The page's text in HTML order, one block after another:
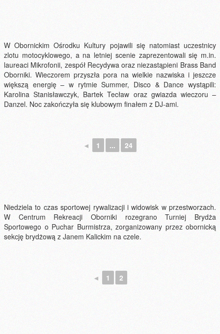
W Obornickim Ośrodku Kultury pojawili się natomiast uczestnicy
zlotu motocyklowego, a na letniej scenie zaprezentowali się m.in.
laureaci Mikrofonii, zespół Recydywa oraz niezastąpieni Brass Band
Oborniki. Wieczorem przyszła pora na wielkie nazwiska i jeszcze
większą energię – w rytmie Summer, Disco & Dance wystąpili:
Karolina Stanisławczyk, Bartek Tecław oraz gwiazda wieczoru –
Danzel. Noc zakończyła się klubowym finałem z DJ-ami.
◄ 1 ... 24
Niedziela to czas sportowej rywalizacji i widowisk w przestworzach.
W Centrum Rekreacji Oborniki rozegrano Turniej Brydża
Sportowego o Puchar Burmistrza, zorganizowany przez obornicką
sekcję brydżową z Janem Kalickim na czele.
◄ 1 2